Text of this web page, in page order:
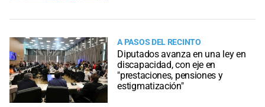
A PASOS DEL RECINTO
Diputados avanza en una ley en
discapacidad, con eje en
"prestaciones, pensiones y
estigmatización"